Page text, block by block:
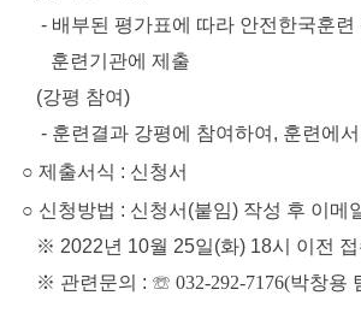
- 배부된 평가표에 따라 안전한국훈련
훈련기관에 제출
(강평 참여)
- 훈련결과 강평에 참여하여, 훈련에서
○ 제출서식 : 신청서
○ 신청방법 : 신청서(붙임) 작성 후 이메
※ 2022년 10월 25일(화) 18시 이전 접
※ 관련문의 : ☏ 032-292-7176(박창용